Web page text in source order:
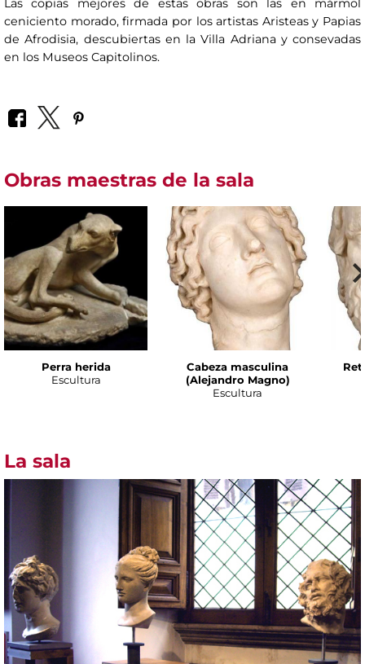
Las copias mejores de estas obras son las en mármol
ceniciento morado, firmada por los artistas Aristeas y Papias
de Afrodisia, descubiertas en la Villa Adriana y consevadas
en los Museos Capitolinos.
Obras maestras de la sala
Perra herida
Escultura
Cabeza masculina
(Alejandro Magno)
Escultura
La sala